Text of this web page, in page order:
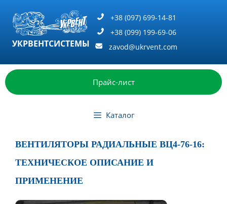
содержимому
УКРВЕНТСИСТЕМЫ
+38 (097) 699-14-81
+38 (099) 199-69-06
zavod@ukrvent.com
Прайс-лист
Каталог
ВЕНТИЛЯТОРЫ РАДИАЛЬНЫЕ ВЦ4-76-16:
ТЕХНИЧЕСКОЕ ОПИСАНИЕ И
ПРИМЕНЕНИЕ